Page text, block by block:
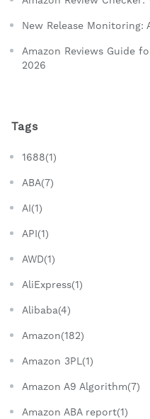
New Release Monitoring:
Amazon Reviews Guide
2026
Tags
1688(1)
ABA(7)
AI(1)
API(1)
AWD(1)
AliExpress(1)
Alibaba(4)
Amazon(182)
Amazon 3PL(1)
Amazon A9 Algorithm(7)
Amazon ABA report(1)